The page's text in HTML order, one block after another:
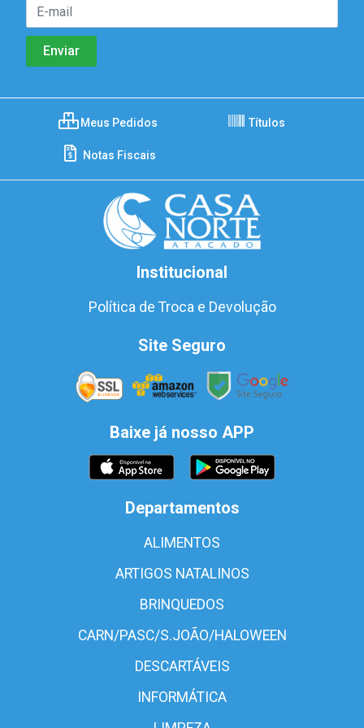
Meus Pedidos Títulos
Notas Fiscais
Institucional
Política de Troca e Devolução
Site Seguro
Baixe já nosso APP
Departamentos
ALIMENTOS
ARTIGOS NATALINOS
BRINQUEDOS
CARN/PASC/S.JOÃO/HALOWEEN
DESCARTÁVEIS
INFORMÁTICA